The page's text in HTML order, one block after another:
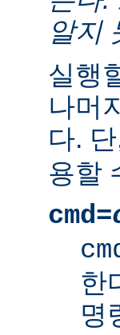
알지
실행
나머
다.
용할
cmd=
한
명